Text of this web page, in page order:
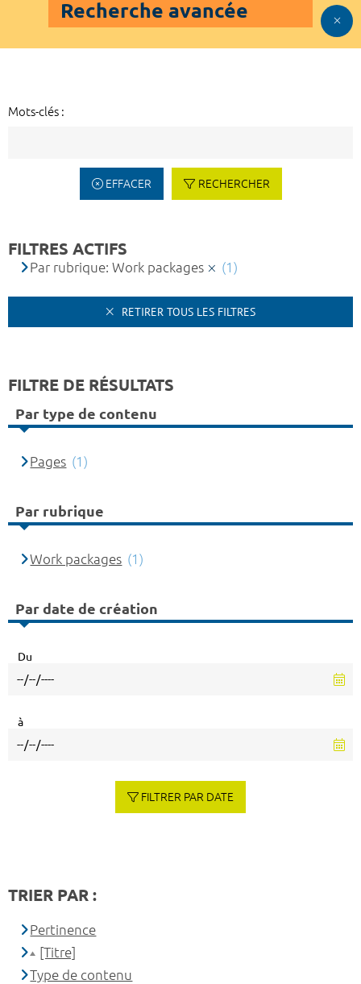
Recherche avancée
Mots-clés :
EFFACER RECHERCHER
FILTRES ACTIFS
Par rubrique: Work packages (1)
RETIRER TOUS LES FILTRES
FILTRE DE RÉSULTATS
Par type de contenu
Pages (1)
Par rubrique
Work packages (1)
Par date de création
Du
à
FILTRER PAR DATE
TRIER PAR :
Pertinence
[Titre]
Type de contenu